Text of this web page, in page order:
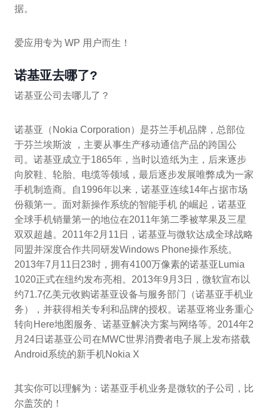
据。
爱应用专为 WP 用户而生！
诺基亚去哪了?
诺基亚公司去哪儿了？
诺基亚（Nokia Corporation）是芬兰手机品牌，总部位
于芬兰埃斯波 ，主要从事生产移动通信产品的跨国公
司。诺基亚成立于1865年，当时以造纸为主，后来逐步
向胶鞋、轮胎、电缆等领域，最后逐步发展唯弊成为一家
手机制造商。自1996年以来，诺基亚连续14年占据市场
份额第一。面对新操作系统的智能手机 的崛起，诺基亚
全球手机销量第一的地位在2011年第二季被苹果及三星
双双超越。2011年2月11日，诺基亚与微软达成全球战略
同盟并深度合作共同研发Windows Phone操作系统。
2013年7月11日23时，拥有4100万像素的诺基亚Lumia
1020正式在纽约发布亮相。2013年9月3日，微软宣布以
约71.7亿美元收购诺基亚设备与服务部门（诺基亚手机业
务），并获得相关专利和品牌的授权。诺基亚将业务重心
转向Here地图服务、诺基亚解决方案与网络等。2014年2
月24日诺基亚公司在MWC世界消费者电子展上发布搭载
Android系统的新手机Nokia X
其实你可以理解为：诺基亚手机业务是微软的子公司，比
尔盖茨的！